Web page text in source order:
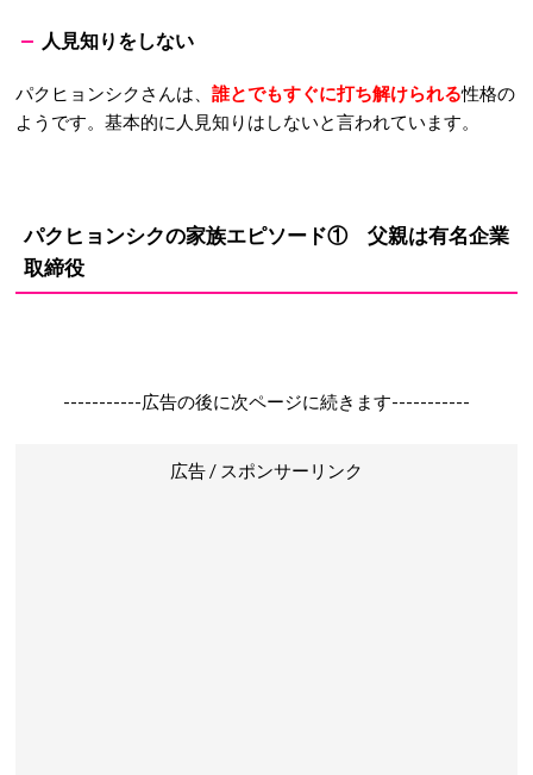
人見知りをしない
パクヒョンシクさんは、 誰とでもすぐに打ち解けられる性格の
ようです。基本的に人見知りはしないと言われています。
パクヒョンシクの家族エピソード① 父親は有名企業
取締役
-----------広告の後に次ページに続きます-----------
広告 / スポンサーリンク